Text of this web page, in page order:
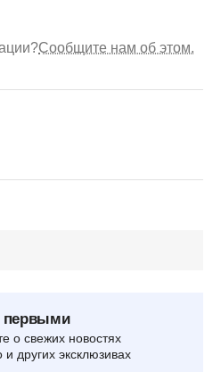
Сообщите нам об этом.
первыми
о свежих новостях
других эксклюзивах